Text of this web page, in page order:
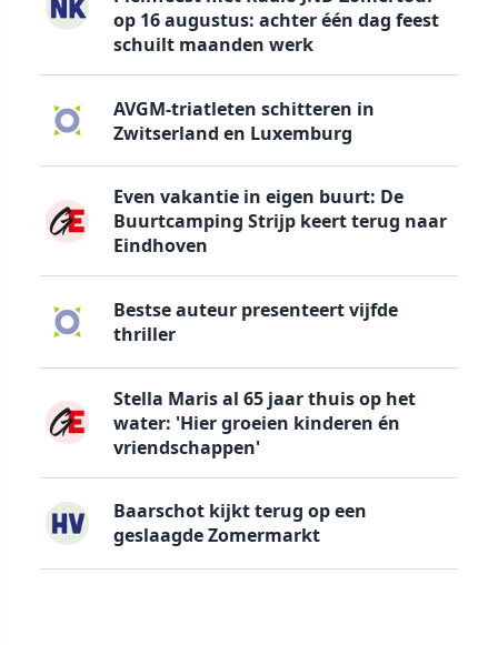
op 16 augustus: achter één dag feest
schuilt maanden werk
AVGM-triatleten schitteren in
Zwitserland en Luxemburg
Even vakantie in eigen buurt: De
Buurtcamping Strijp keert terug naar
Eindhoven
Bestse auteur presenteert vijfde
thriller
Stella Maris al 65 jaar thuis op het
water: 'Hier groeien kinderen én
vriendschappen'
Baarschot kijkt terug op een
geslaagde Zomermarkt